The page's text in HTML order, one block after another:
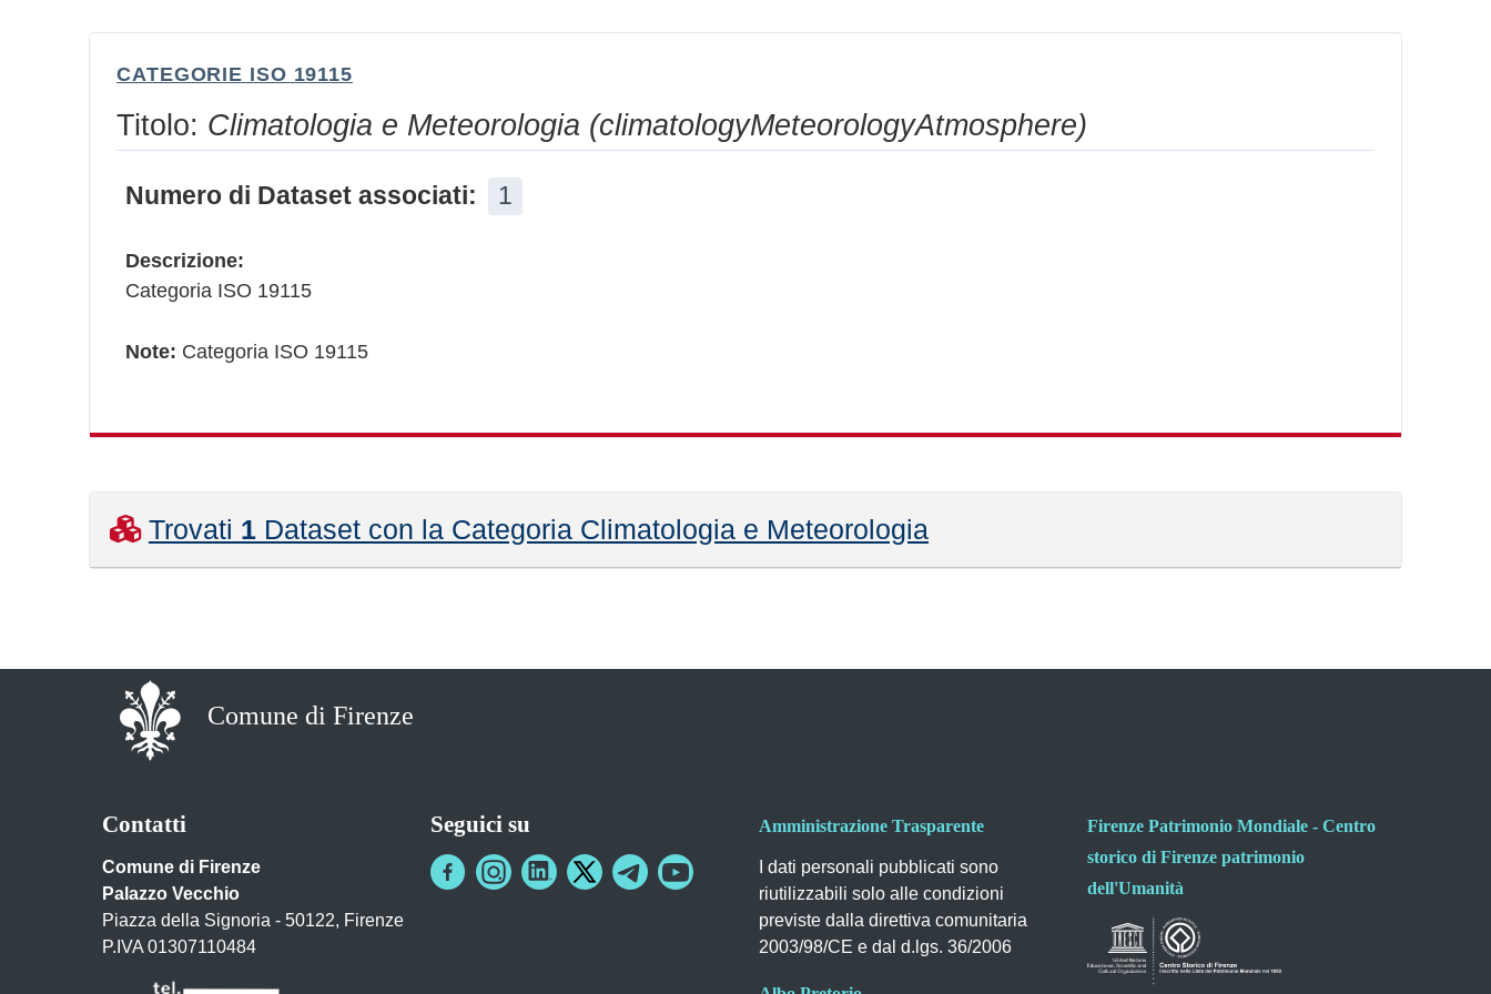
CATEGORIE ISO 19115
Titolo: Climatologia e Meteorologia (climatologyMeteorologyAtmosphere)
Numero di Dataset associati: 1
Descrizione:
Categoria ISO 19115
Note: Categoria ISO 19115
Trovati 1 Dataset con la Categoria Climatologia e Meteorologia
Comune di Firenze
Contatti
Comune di Firenze
Palazzo Vecchio
Piazza della Signoria - 50122, Firenze
P.IVA 01307110484
Seguici su Amministrazione Trasparente
I dati personali pubblicati sono
riutilizzabili solo alle condizioni
previste dalla direttiva comunitaria
2003/98/CE e dal d.lgs. 36/2006
Firenze Patrimonio Mondiale - Centro
storico di Firenze patrimonio
dell'Umanità